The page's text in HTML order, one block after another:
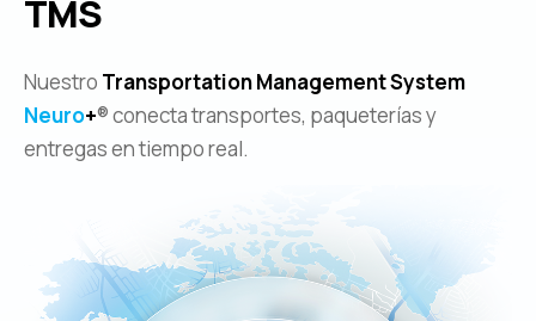
TMS
Nuestro Transportation Management System
Neuro+® conecta transportes, paqueterías y
entregas en tiempo real.